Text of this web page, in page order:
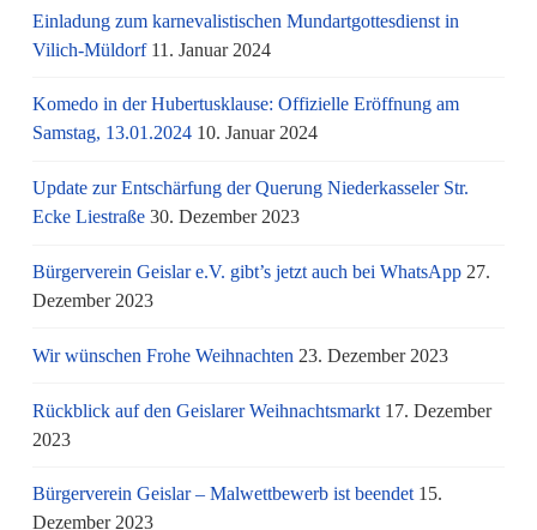
Einladung zum karnevalistischen Mundartgottesdienst in
Vilich-Müldorf 11. Januar 2024
Komedo in der Hubertusklause: Offizielle Eröffnung am
Samstag, 13.01.2024 10. Januar 2024
Update zur Entschärfung der Querung Niederkasseler Str.
Ecke Liestraße 30. Dezember 2023
Bürgerverein Geislar e.V. gibt’s jetzt auch bei WhatsApp 27.
Dezember 2023
Wir wünschen Frohe Weihnachten 23. Dezember 2023
Rückblick auf den Geislarer Weihnachtsmarkt 17. Dezember
2023
Bürgerverein Geislar – Malwettbewerb ist beendet 15.
Dezember 2023